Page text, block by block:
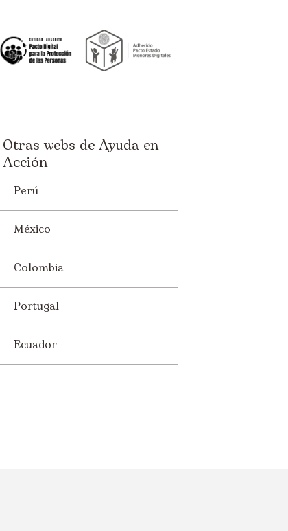
Otras webs de Ayuda en
Acción
Perú
México
Colombia
Portugal
Ecuador